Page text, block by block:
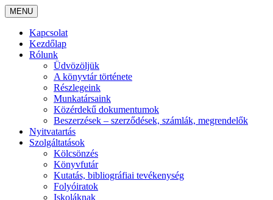
MENU
Kapcsolat
Kezdőlap
Rólunk
Üdvözöljük
A könyvtár története
Részlegeink
Munkatársaink
Közérdekű dokumentumok
Beszerzések – szerződések, számlák, megrendelők
Nyitvatartás
Szolgáltatások
Kölcsönzés
Könyvfutár
Kutatás, bibliográfiai tevékenység
Folyóiratok
Iskoláknak